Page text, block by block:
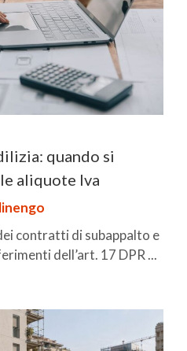
quando si
aliquote Iva
contratti di subappalto e
dell’art. 17 DPR ...